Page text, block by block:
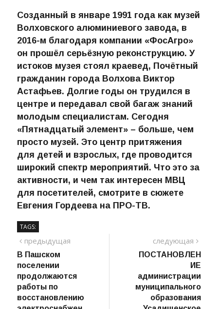
Созданный в январе 1991 года как музей
Волховского алюминиевого завода, в
2016-м благодаря компании «ФосАгро»
он прошёл серьёзную реконструкцию. У
истоков музея стоял краевед, Почётный
гражданин города Волхова Виктор
Астафьев. Долгие годы он трудился в
центре и передавал свой багаж знаний
молодым специалистам. Сегодня
«Пятнадцатый элемент» – больше, чем
просто музей. Это центр притяжения
для детей и взрослых, где проводится
широкий спектр мероприятий. Что это за
активности, и чем так интересен МВЦ
для посетителей, смотрите в сюжете
Евгения Гордеева на ПРО-ТВ.
TAGS:
Навигация
по
записям
предыдущая
В Пашском
поселении
продолжаются
следующая
ПОСТАНОВЛЕН
ИЕ
администрации